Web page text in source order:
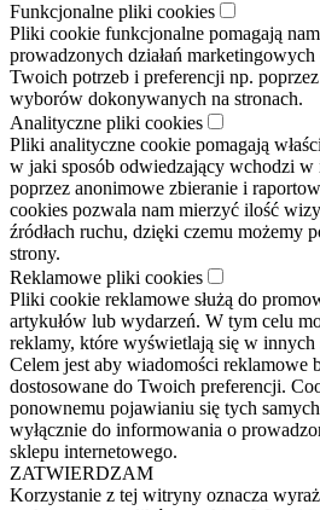
Funkcjonalne pliki cookies
Pliki cookie funkcjonalne pomagają
prowadzonych działań
Twoich potrzeb i preferencji np.
wyborów dokonywanych na stronach.
Analityczne pliki cookies
Pliki analityczne cookie pomagają
w jaki sposób odwiedzający wchodzi w
poprzez anonimowe zbieranie i
cookies pozwala nam mierzyć ilość
źródłach ruchu, dzięki czemu możemy
strony.
Reklamowe pliki cookies
Pliki cookie reklamowe służą do
artykułów lub wydarzeń. W tym celu
reklamy, które wyświetlają się w
Celem jest aby wiadomości reklamowe
dostosowane do Twoich preferencji.
ponownemu pojawianiu się tych
wyłącznie do informowania o
sklepu internetowego.
ZATWIERDZAM
Korzystanie z tej witryny oznacza